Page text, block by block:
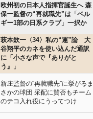
欧州初の日本人指揮官誕生へ 森
保一監督の“再就職先”は「ベル
ギー1部の日系クラブ」一択か
萩本欽一〈34〉私の“運”論 大
谷翔平のカネを使い込んだ通訳
に「小さな声で『ありがと
う』」
新庄監督の“再就職先”に挙がるま
さかの球団 采配に賛否もチーム
のテコ入れ役にうってつけ